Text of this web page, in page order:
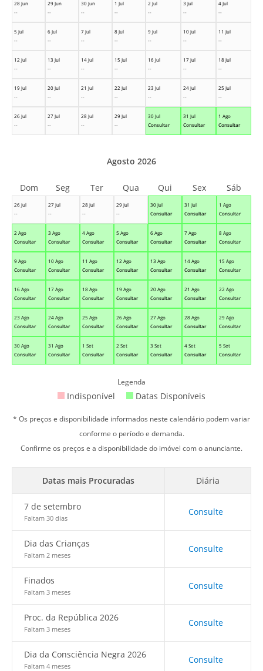
28 Jun
--
29 Jun
--
30 Jun
--
1 Jul
--
2 Jul
--
3 Jul
--
4 Jul
--
5 Jul
--
6 Jul
--
7 Jul
--
8 Jul
--
9 Jul
--
10 Jul
--
11 Jul
--
12 Jul
--
13 Jul
--
14 Jul
--
15 Jul
--
16 Jul
--
17 Jul
--
18 Jul
--
19 Jul
--
20 Jul
--
21 Jul
--
22 Jul
--
23 Jul
--
24 Jul
--
25 Jul
--
26 Jul
--
27 Jul
--
28 Jul
--
29 Jul
--
30 Jul
Consultar
31 Jul
Consultar
1 Ago
Consultar
26 Jul
--
27 Jul
--
28 Jul
--
29 Jul
--
30 Jul
Consultar
31 Jul
Consultar
1 Ago
Consultar
2 Ago
Consultar
3 Ago
Consultar
4 Ago
Consultar
5 Ago
Consultar
6 Ago
Consultar
7 Ago
Consultar
8 Ago
Consultar
9 Ago
Consultar
10 Ago
Consultar
11 Ago
Consultar
12 Ago
Consultar
13 Ago
Consultar
14 Ago
Consultar
15 Ago
Consultar
16 Ago
Consultar
17 Ago
Consultar
18 Ago
Consultar
19 Ago
Consultar
20 Ago
Consultar
21 Ago
Consultar
22 Ago
Consultar
23 Ago
Consultar
24 Ago
Consultar
25 Ago
Consultar
26 Ago
Consultar
27 Ago
Consultar
28 Ago
Consultar
29 Ago
Consultar
30 Ago
Consultar
31 Ago
Consultar
1 Set
Consultar
2 Set
Consultar
3 Set
Consultar
4 Set
Consultar
5 Set
Consultar
Agosto 2026
Dom Seg Ter Qua Qui Sex Sáb
Legenda
Indisponível Datas Disponíveis
* Os preços e disponibilidade informados neste calendário podem variar
conforme o período e demanda.
Confirme os preços e a disponibilidade do imóvel com o anunciante.
Datas mais Procuradas Diária
7 de setembro
Faltam 30 dias
Consulte
Dia das Crianças
Faltam 2 meses
Consulte
Finados
Faltam 3 meses
Consulte
Proc. da República 2026
Faltam 3 meses
Consulte
Dia da Consciência Negra 2026
Faltam 4 meses
Consulte